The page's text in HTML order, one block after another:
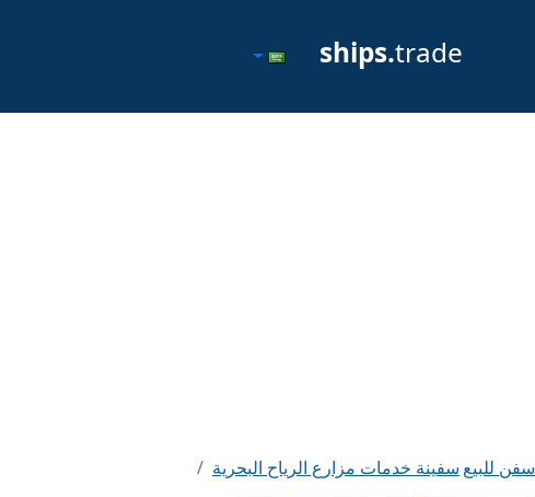
ships.trade
سفن للبيع سفينة خدمات مزارع الرياح البحرية